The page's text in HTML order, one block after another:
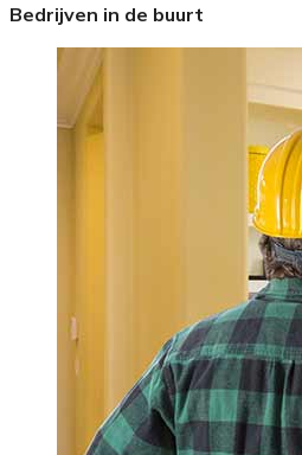
Bedrijven in de buurt